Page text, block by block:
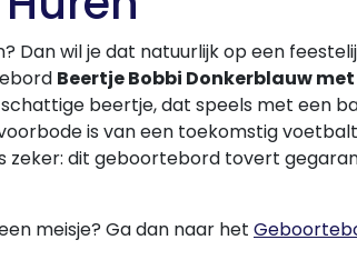
Dan wil je dat natuurlijk op een
Beertje Bobbi Donkerblauw
beertje, dat speels met een
is van een toekomstig
zeker: dit geboortebord tovert
meisje? Ga dan naar het